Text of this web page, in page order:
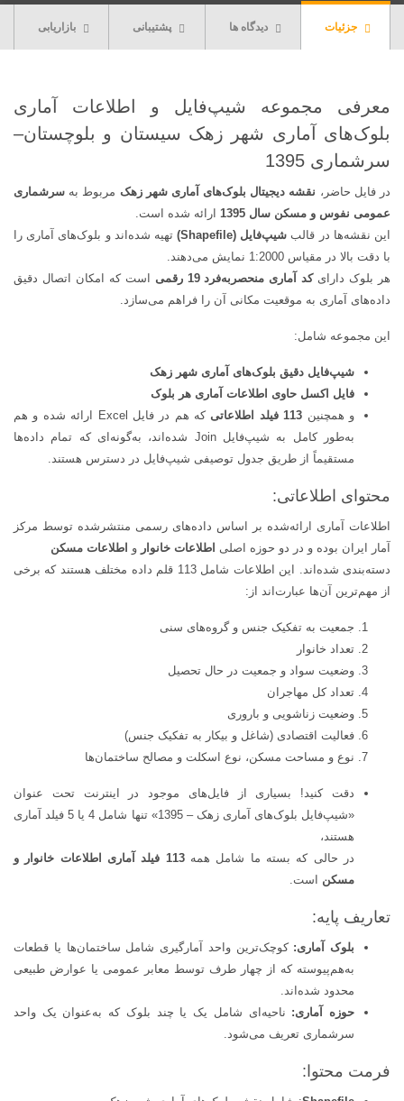
1395)
اطلاعات
خانوار
و
مسکن
عدد
جزئیات دیدگاه ها پشتیبانی بازاریابی
معرفی مجموعه شیپ‌فایل و اطلاعات آماری
بلوک‌های آماری شهر زهک سیستان و بلوچستان–
سرشماری 1395
در فایل حاضر، نقشه دیجیتال بلوک‌های آماری شهر زهک مربوط به سرشماری
عمومی نفوس و مسکن سال 1395
ارائه شده است.
این نقشه‌ها در قالب شیپ‌فایل (Shapefile)
تهیه شده‌اند و بلوک‌های آماری را
با دقت بالا در مقیاس 1:2000 نمایش می‌دهند.
هر بلوک دارایکد آماری منحصربه‌فرد 19 رقمی
است که امکان اتصال دقیق
داده‌های آماری به موقعیت مکانی آن را فراهم می‌سازد.
این مجموعه شامل:
شیپ‌فایل دقیق بلوک‌های آماری شهر زهک
فایل اکسل حاوی اطلاعات آماری هر بلوک
و همچنین 113 فیلد اطلاعاتی
که هم در فایل Excel ارائه شده و هم
به‌طور کامل به شیپ‌فایل Join شده‌اند، به‌گونه‌ای که تمام داده‌ها
مستقیماً از طریق جدول توصیفی شیپ‌فایل در دسترس هستند.
محتوای اطلاعاتی:
اطلاعات آماری ارائه‌شده بر اساس داده‌های رسمی منتشرشده توسط مرکز
آمار ایران بوده و در دو حوزه اصلی اطلاعات خانوار و اطلاعات مسکن
دسته‌بندی شده‌اند. این اطلاعات شامل 113 قلم داده مختلف هستند که برخی
از مهم‌ترین آن‌ها عبارت‌اند از:
جمعیت به تفکیک جنس و گروه‌های سنی
تعداد خانوار
وضعیت سواد و جمعیت در حال تحصیل
تعداد کل مهاجران
وضعیت زناشویی و باروری
فعالیت اقتصادی (شاغل و بیکار به تفکیک جنس)
نوع و مساحت مسکن، نوع اسکلت و مصالح ساختمان‌ها
دقت کنید! بسیاری از فایل‌های موجود در اینترنت تحت عنوان
«شیپ‌فایل بلوک‌های آماری زهک – 1395» تنها شامل 4 یا 5 فیلد آماری
هستند،
در حالی که بسته ما شامل همه
113 فیلد آماری اطلاعات خانوار و
مسکن
است.
تعاریف پایه:
بلوک آماری: کوچک‌ترین واحد آمارگیری شامل ساختمان‌ها یا قطعات
به‌هم‌پیوسته که از چهار طرف توسط معابر عمومی یا عوارض طبیعی
محدود شده‌اند.
حوزه آماری: ناحیه‌ای شامل یک یا چند بلوک که به‌عنوان یک واحد
سرشماری تعریف می‌شود.
فرمت محتوا: